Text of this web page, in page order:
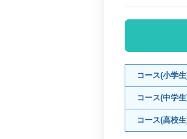
コース(小学
コース(中学
コース(高校